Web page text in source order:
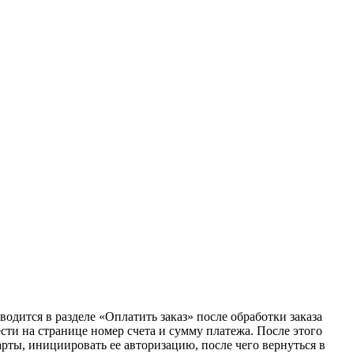
в разделе «Оплатить заказ» после обработки заказа
на странице номер счета и сумму платежа. После этого
инициировать ее авторизацию, после чего вернуться в